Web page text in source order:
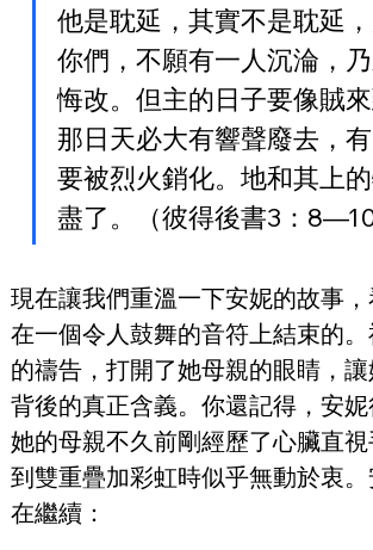
他是耽延，其實不是耽延
你們，不願有一人沉淪，
悔改。但主的日子要像賊來
那日天必大有響聲廢去，
要被烈火銷化。地和其上
盡了。（彼得後書3：8—10
現在讓我們重溫一下安妮的故事
在一個令人鼓舞的音符上結束的
的禱告，打開了她母親的眼睛，
背後的真正含義。你還記得，安
她的母親不久前剛經歷了心臟直
到雙重疊加彩虹時似乎無動於衷
在繼續：